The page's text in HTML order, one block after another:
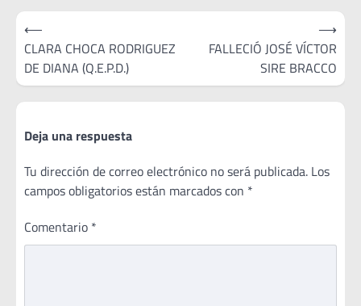
Navegación
de
entradas
⟵
CLARA CHOCA RODRIGUEZ
DE DIANA (Q.E.P.D.)
FALLECIÓ JOSÉ VÍCTOR
SIRE BRACCO
⟶
Deja una respuesta
Tu dirección de correo electrónico no será publicada. Los
campos obligatorios están marcados con *
Comentario *